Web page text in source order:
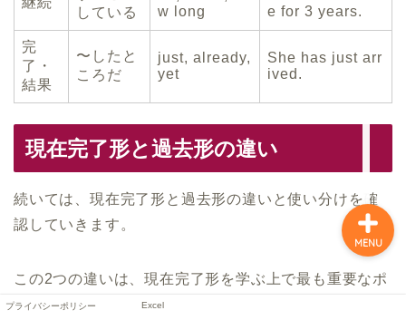
している
w long
e for 3 years.
完
了・
結果
〜したと
ころだ
just, already,
yet
She has just arr
ived.
現在完了形と過去形の違い
続いては、現在完了形と過去形の違いと使い分けを確
認していきます。
この2つの違いは、現在完了形を学ぶ上で最も重要なポ
イントです。
プライバシーポリシー Excel
MENU